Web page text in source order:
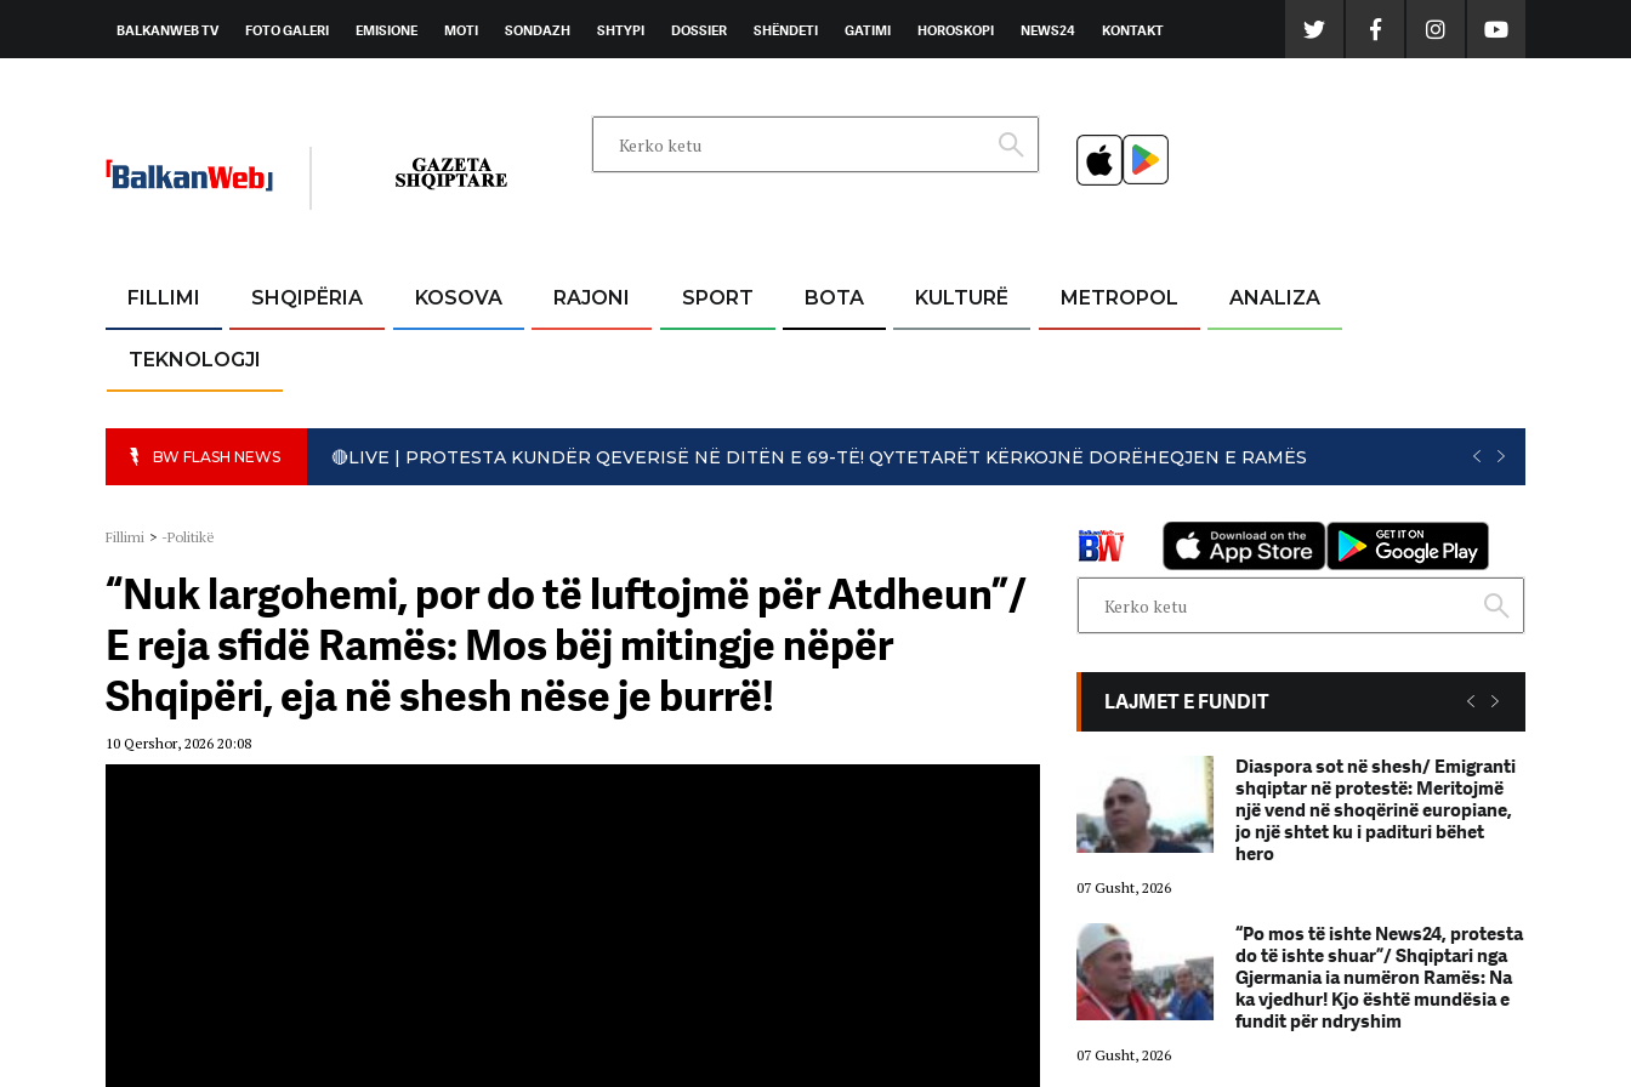
BALKANWEB TV FOTO GALERI EMISIONE MOTI SONDAZH SHTYPI DOSSIER SHËNDETI GATIMI HOROSKOPI NEWS24 KONTAKT
FILLIMI SHQIPËRIA KOSOVA RAJONI SPORT BOTA KULTURË METROPOL ANALIZA
TEKNOLOGJI
BW FLASH NEWS 🔴LIVE | PROTESTA KUNDËR QEVERISË NË DITËN E 69-TË! QYTETARËT KËRKOJNË DORËHEQJEN E RAMËS PREVIOUS
NEXT
Fillimi > -Politikë
“Nuk largohemi, por do të luftojmë për Atdheun”/
E reja sfidë Ramës: Mos bëj mitingje nëpër
Shqipëri, eja në shesh nëse je burrë!
10 Qershor, 2026 20:08
LAJMET E FUNDIT
Diaspora sot në shesh/ Emigranti
Diaspora sot në shesh/ Emigranti
shqiptar në protestë: Meritojmë
një vend në shoqërinë europiane,
jo një shtet ku i padituri bëhet
hero
07 Gusht, 2026
“Po mos të ishte News24, protesta
do të ishte shuar”/ Shqiptari nga
Gjermania ia numëron Ramës: Na
ka vjedhur! Kjo është mundësia e
fundit për ndryshim
07 Gusht, 2026